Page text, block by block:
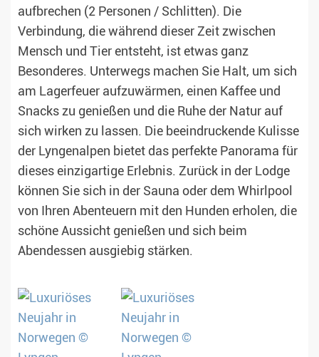
aufbrechen (2 Personen / Schlitten). Die
Verbindung, die während dieser Zeit zwischen
Mensch und Tier entsteht, ist etwas ganz
Besonderes. Unterwegs machen Sie Halt, um sich
am Lagerfeuer aufzuwärmen, einen Kaffee und
Snacks zu genießen und die Ruhe der Natur auf
sich wirken zu lassen. Die beeindruckende Kulisse
der Lyngenalpen bietet das perfekte Panorama für
dieses einzigartige Erlebnis. Zurück in der Lodge
können Sie sich in der Sauna oder dem Whirlpool
von Ihren Abenteuern mit den Hunden erholen, die
schöne Aussicht genießen und sich beim
Abendessen ausgiebig stärken.